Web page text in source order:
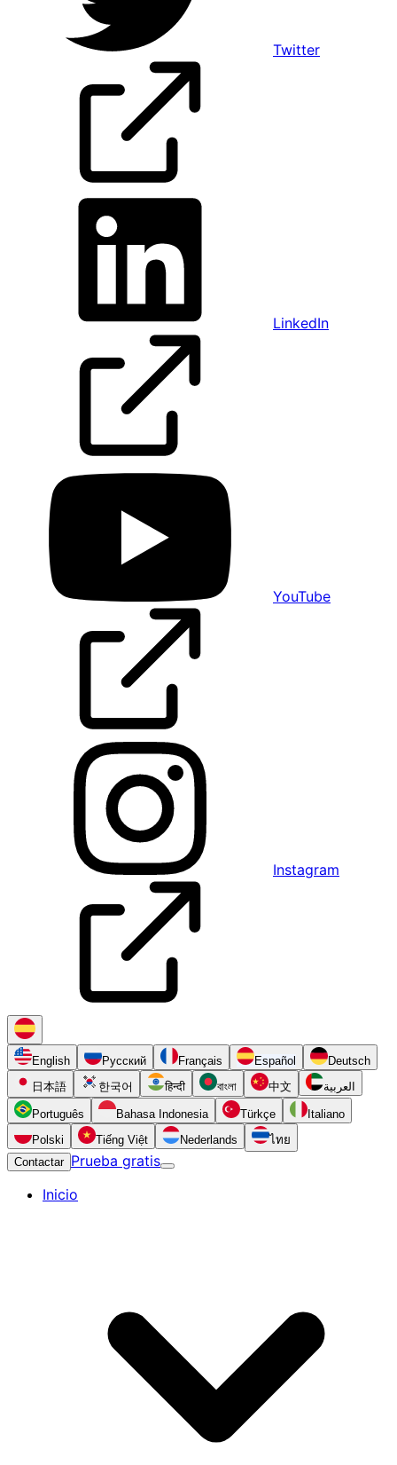
Twitter
LinkedIn
YouTube
Instagram
English Русский Français Español
Deutsch
日本語
한국어 हिन्दी বাংলা 中文 العربية
Português Bahasa Indonesia Türkçe
Italiano
Polski
Tiếng Việt Nederlands
ไทย
Contactar Prueba gratis
Inicio